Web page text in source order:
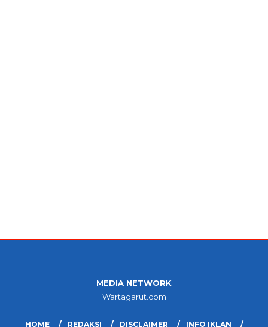
MEDIA NETWORK
Wartagarut.com
HOME REDAKSI DISCLAIMER INFO IKLAN